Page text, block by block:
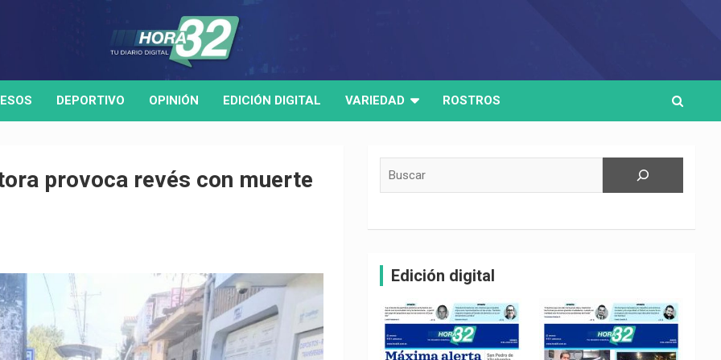
DEPORTIVO OPINIÓN EDICIÓN DIGITAL VARIEDAD ROSTROS
provoca revés con muerte
Edición digital